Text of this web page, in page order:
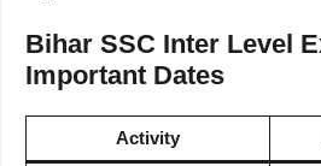
Bihar SSC Inter Level
Important Dates
Activity